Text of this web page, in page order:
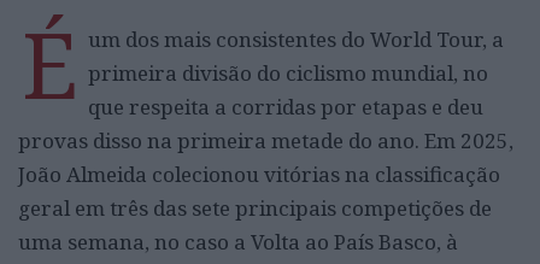
É um dos mais consistentes do World Tour, a
primeira divisão do ciclismo mundial, no
que respeita a corridas por etapas e deu
provas disso na primeira metade do ano. Em 2025,
João Almeida colecionou vitórias na classificação
geral em três das sete principais competições de
uma semana, no caso a Volta ao País Basco, à